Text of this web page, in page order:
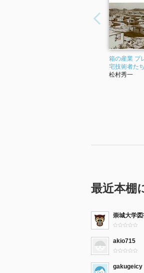
箱の産業 プ
宅技術者た
松村秀一
最近本棚
崇城大学
akio715
gakugeicy